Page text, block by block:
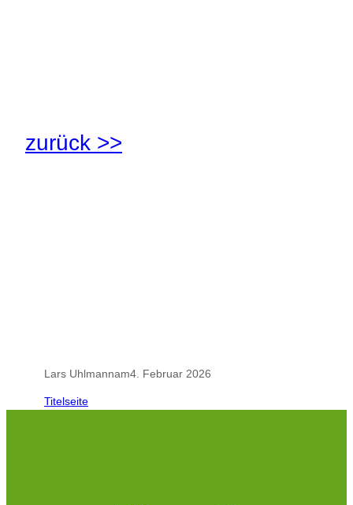
zurück >>
Lars Uhlmannam4. Februar 2026
Titelseite